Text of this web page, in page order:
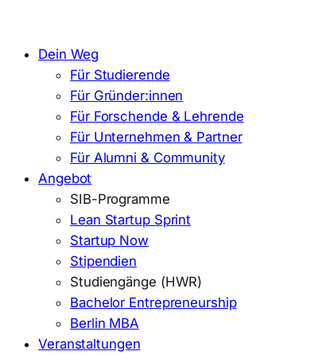
Dein Weg
Für Studierende
Für Gründer:innen
Für Forschende & Lehrende
Für Unternehmen & Partner
Für Alumni & Community
Angebot
SIB-Programme
Lean Startup Sprint
Startup Now
Stipendien
Studiengänge (HWR)
Bachelor Entrepreneurship
Berlin MBA
Veranstaltungen